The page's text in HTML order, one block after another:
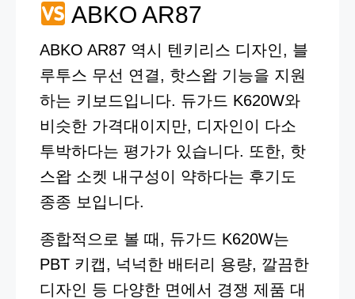
ABKO AR87
ABKO AR87 역시 텐키리스 디자인, 블
루투스 무선 연결, 핫스왑 기능을 지원
하는 키보드입니다. 듀가드 K620W와
비슷한 가격대이지만, 디자인이 다소
투박하다는 평가가 있습니다. 또한, 핫
스왑 소켓 내구성이 약하다는 후기도
종종 보입니다.
종합적으로 볼 때, 듀가드 K620W는
PBT 키캡, 넉넉한 배터리 용량, 깔끔한
디자인 등 다양한 면에서 경쟁 제품 대